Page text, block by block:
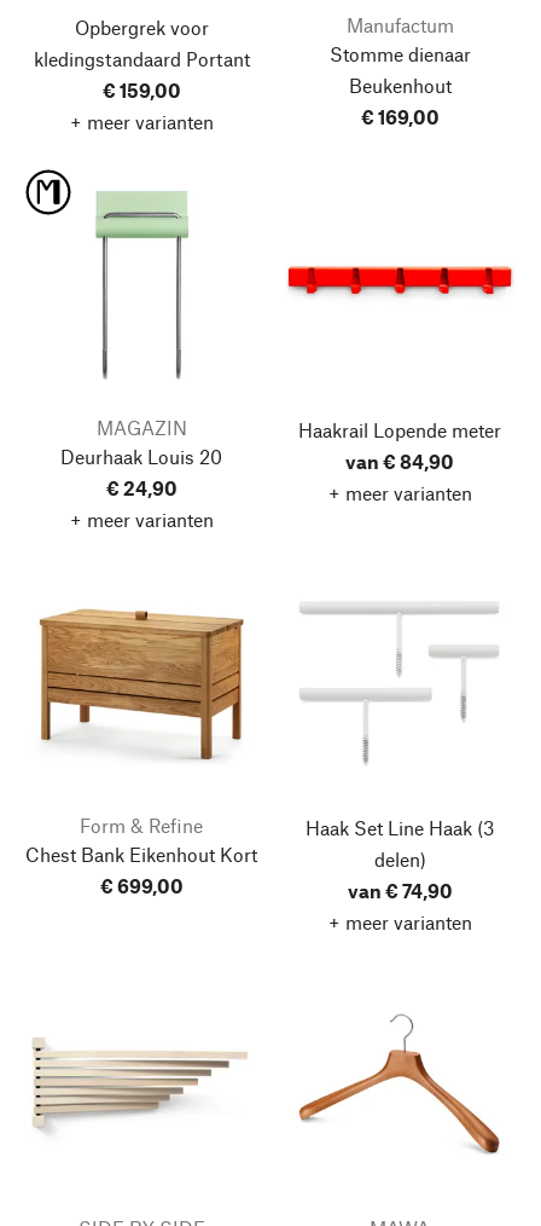
Opbergrek voor
kledingstandaard Portant
€ 159,00
+ meer varianten
Manufactum
Stomme dienaar
Beukenhout
€ 169,00
MAGAZIN
Deurhaak Louis 20
€ 24,90
+ meer varianten
Haakrail Lopende meter
van € 84,90
+ meer varianten
Form & Refine
Chest Bank Eikenhout Kort
€ 699,00
Haak Set Line Haak (3
delen)
van € 74,90
+ meer varianten